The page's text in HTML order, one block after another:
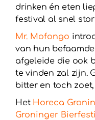
drinken én eten
festival al snel
Mr. Mofongo
van hun
afgeleide die ook
te vinden zal zijn.
bitter en toch
Het Horeca
Groninger